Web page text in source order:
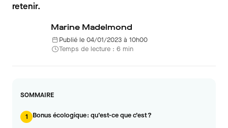
retenir.
Marine Madelmond
Publié le 04/01/2023 à 10h00
Temps de lecture : 6 min
SOMMAIRE
1 Bonus écologique : qu’est-ce que c’est ?